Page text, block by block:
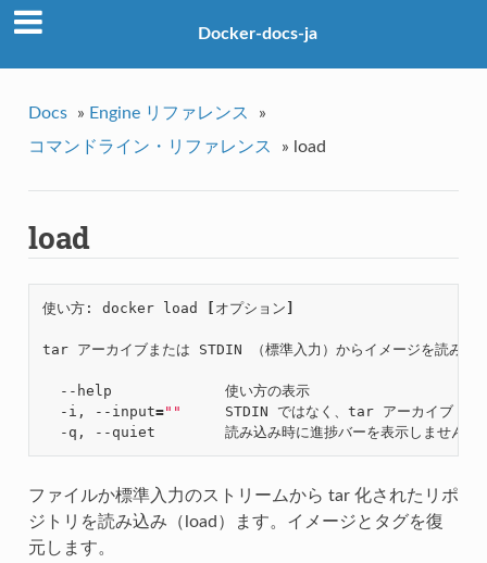
Docker-docs-ja
Docs » Engine リファレンス
»
コマンドライン・リファレンス
» load
load
使い方: docker load オプション
tar アーカイブまたは STDIN （標準入力）からイメージを読み込
  --help             使い方の表示
  -i, --input
=""
STDIN ではなく、tar アーカイブ・フ
ファイルか標準入力のストリームから tar 化されたリポ
ジトリを読み込み（load）ます。イメージとタグを復
元します。